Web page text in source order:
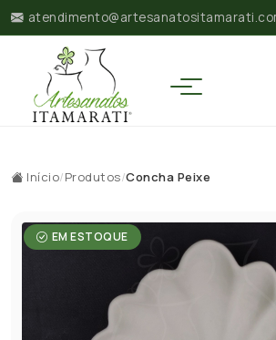
Início/Produtos/Concha Peixe
EM ESTOQUE